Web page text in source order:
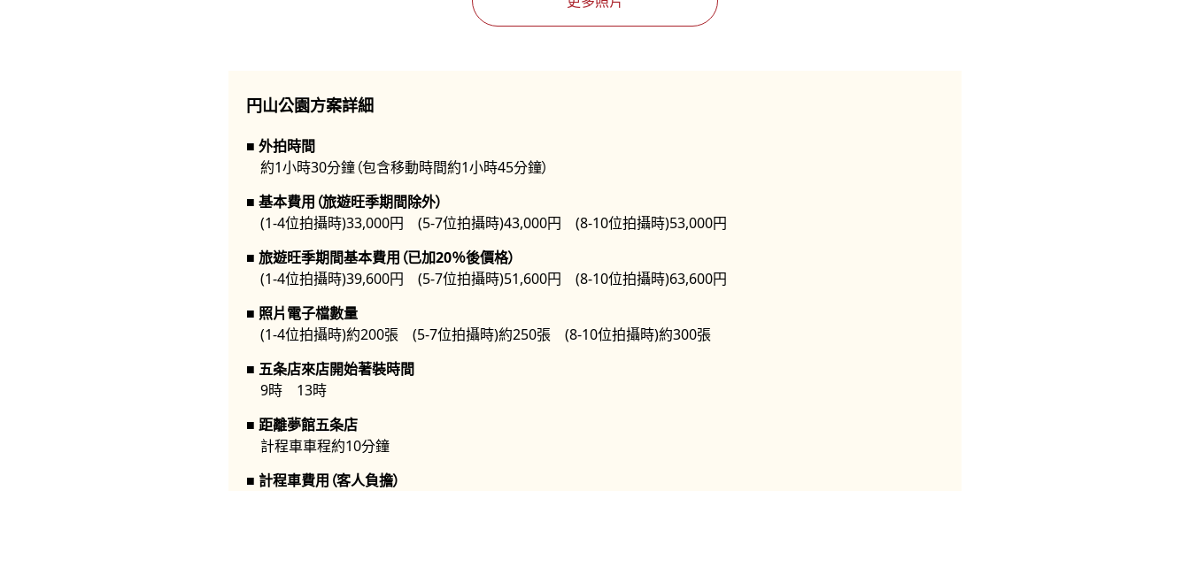
円山公園方案詳細
外拍時間
約1小時30分鐘（包含移動時間約1小時45分鐘）
基本費用（旅遊旺季期間除外）
(1-4位拍攝時)33,000円 (5-7位拍攝時)43,000円 (8-10位拍攝時)53,000円
旅遊旺季期間基本費用（已加20％後價格）
(1-4位拍攝時)39,600円 (5-7位拍攝時)51,600円 (8-10位拍攝時)63,600円
照片電子檔數量
(1-4位拍攝時)約200張 (5-7位拍攝時)約250張 (8-10位拍攝時)約300張
五条店來店開始著裝時間
9時 13時
距離夢館五条店
計程車車程約10分鐘
計程車費用（客人負擔）